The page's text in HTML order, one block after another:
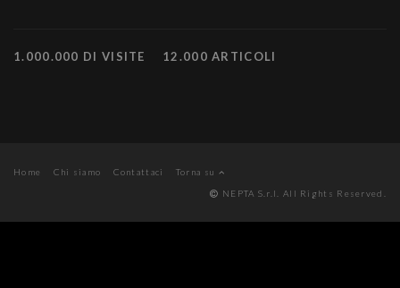
1.000.000 DI VISITE 12.000 ARTICOLI
Home Chi siamo Contattaci
Torna su
NEPTA S.r.l. All Rights Reserved.